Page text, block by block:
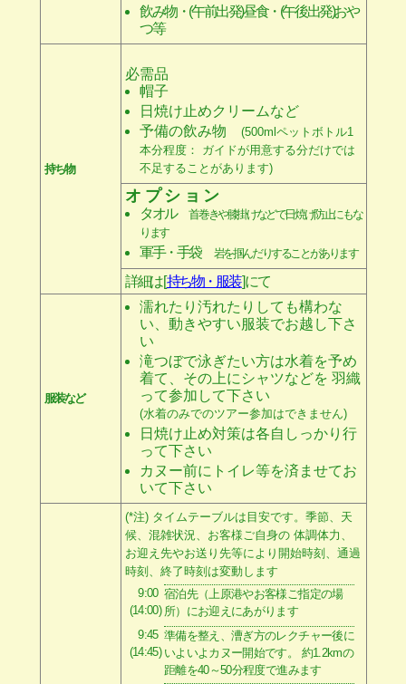
飲み物・(午前出発)昼食・(午後出発)おや
つ等
持ち物
必需品
帽子
日焼け止めクリームなど
予備の飲み物 (500mlペットボトル1
本分程度： ガイドが用意する分だけでは
不足することがあります)
オプション
タオル首巻きや膝掛けなどで日焼け防止にもな
ります
軍手・手袋 岩を掴んだりすることがあります
詳細は [持ち物・服装] にて
服装など
濡れたり汚れたりしても構わな
い、動きやすい服装でお越し下さ
い
滝つぼで泳ぎたい方は水着を予め
着て、その上にシャツなどを 羽織
って参加して下さい
(水着のみでのツアー参加はできません)
日焼け止め対策は各自しっかり行
って下さい
カヌー前にトイレ等を済ませてお
いて下さい
(*注) タイムテーブルは目安です。季節、天
候、混雑状況、お客様ご自身の 体調体力、
お迎え先やお送り先等により開始時刻、通過
時刻、終了時刻は変動します
9:00
(14:00)
宿泊先（上原港やお客様ご指定の場
所）にお迎えにあがります
9:45
(14:45)
準備を整え、漕ぎ方のレクチャー後に
いよいよカヌー開始です。 約1.2kmの
距離を40～50分程度で進みます